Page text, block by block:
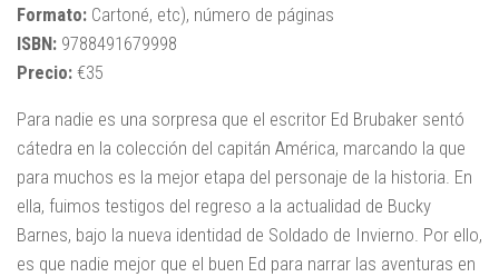
Formato: Cartoné, etc), número de páginas
ISBN: 9788491679998
Precio: €35
Para nadie es una sorpresa que el escritor Ed Brubaker sentó
cátedra en la colección del capitán América, marcando la que
para muchos es la mejor etapa del personaje de la historia. En
ella, fuimos testigos del regreso a la actualidad de Bucky
Barnes, bajo la nueva identidad de Soldado de Invierno. Por ello,
es que nadie mejor que el buen Ed para narrar las aventuras en